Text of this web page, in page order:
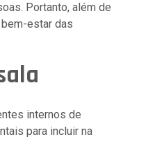
Portanto, além de
estar das
internos de
para incluir na